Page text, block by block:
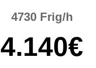
4730 Frig/h
4.140€